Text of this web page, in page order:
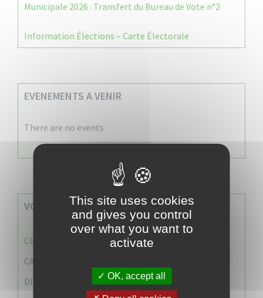
Municipale 2026 : Transfert du Bureau de Vote n°2
Information Élections – Carte Électorale
EVENEMENTS A VENIR
There are no events
VOS SERVICES MUNICIPAUX
CENTRE COMMUNAL D’ACTION SOCIALE (C.C.A.S)
CAISSE DES ÉCOLES
DIRECTION DES SERVICES TECHNIQUES
This site uses cookies
and gives you control
over what you want to
activate
OK, accept all